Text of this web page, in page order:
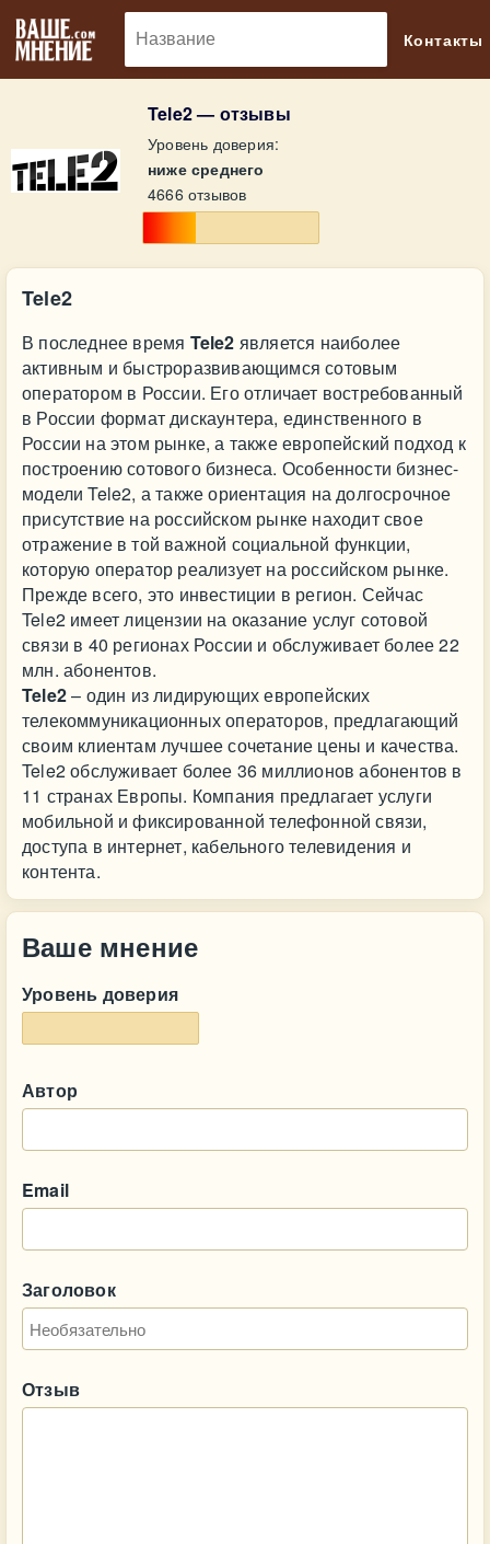
Контакты
Tele2 — отзывы
Уровень доверия:
ниже среднего
4666 отзывов
Tele2
В последнее время Tele2 является наиболее
активным и быстроразвивающимся сотовым
оператором в России. Его отличает востребованный
в России формат дискаунтера, единственного в
России на этом рынке, а также европейский подход к
построению сотового бизнеса. Особенности бизнес-
модели Tele2, а также ориентация на долгосрочное
присутствие на российском рынке находит свое
отражение в той важной социальной функции,
которую оператор реализует на российском рынке.
Прежде всего, это инвестиции в регион. Сейчас
Tele2 имеет лицензии на оказание услуг сотовой
связи в 40 регионах России и обслуживает более 22
млн. абонентов.
Tele2– один из лидирующих европейских
телекоммуникационных операторов, предлагающий
своим клиентам лучшее сочетание цены и качества.
Tele2 обслуживает более 36 миллионов абонентов в
11 странах Европы. Компания предлагает услуги
мобильной и фиксированной телефонной связи,
доступа в интернет, кабельного телевидения и
контента.
Ваше мнение
Уровень доверия
Автор
Email
Заголовок
Отзыв